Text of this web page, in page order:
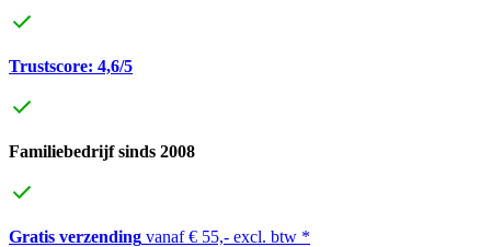
Trustscore: 4,6/5
Familiebedrijf sinds 2008
Gratis verzending vanaf € 55,- excl. btw *